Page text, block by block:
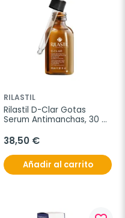
RILASTIL
Rilastil D-Clar Gotas
Serum Antimanchas, 30
38,50 €
Añadir al carrito